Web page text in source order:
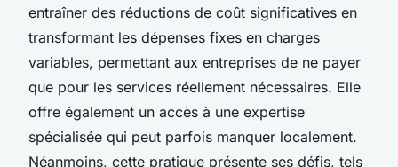
entraîner des réductions de coût significatives en
transformant les dépenses fixes en charges
variables, permettant aux entreprises de ne payer
que pour les services réellement nécessaires. Elle
offre également un accès à une expertise
spécialisée qui peut parfois manquer localement.
Néanmoins, cette pratique présente ses défis, tels